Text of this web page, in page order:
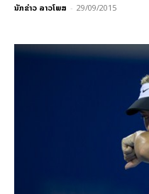
ນັກຂ່າວ ລາວໂພສ - 29/09/2015